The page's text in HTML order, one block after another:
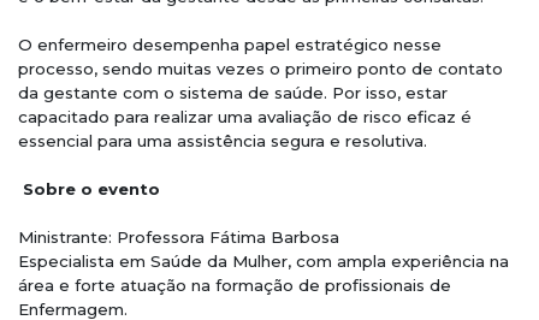
O enfermeiro desempenha papel estratégico nesse
processo, sendo muitas vezes o primeiro ponto de contato
da gestante com o sistema de saúde. Por isso, estar
capacitado para realizar uma avaliação de risco eficaz é
essencial para uma assistência segura e resolutiva.
Sobre o evento
Ministrante: Professora Fátima Barbosa
Especialista em Saúde da Mulher, com ampla experiência na
área e forte atuação na formação de profissionais de
Enfermagem.